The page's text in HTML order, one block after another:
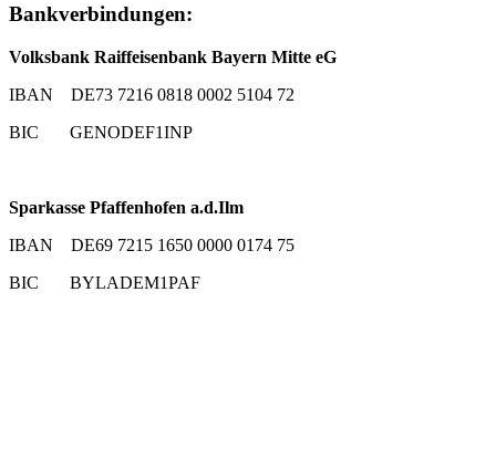
Bankverbindungen:
Volksbank Raiffeisenbank Bayern Mitte eG
IBAN DE73 7216 0818 0002 5104 72
BIC GENODEF1INP
Sparkasse Pfaffenhofen a.d.Ilm
IBAN DE69 7215 1650 0000 0174 75
BIC BYLADEM1PAF